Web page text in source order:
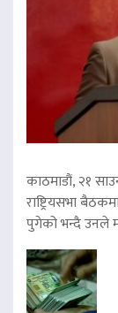
काठमाडौं, २१
राष्ट्रियसभा
पुगेको भन्दै उनले